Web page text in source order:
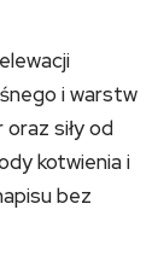
i warstw
siły od
kotwienia i
bez